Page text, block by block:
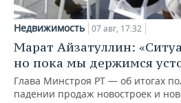
Недвижимость 07 авг, 17:32
Марат Айзатуллин:
но пока мы держимся
Глава Минстроя РТ — об итогах
падении продаж новостроек и